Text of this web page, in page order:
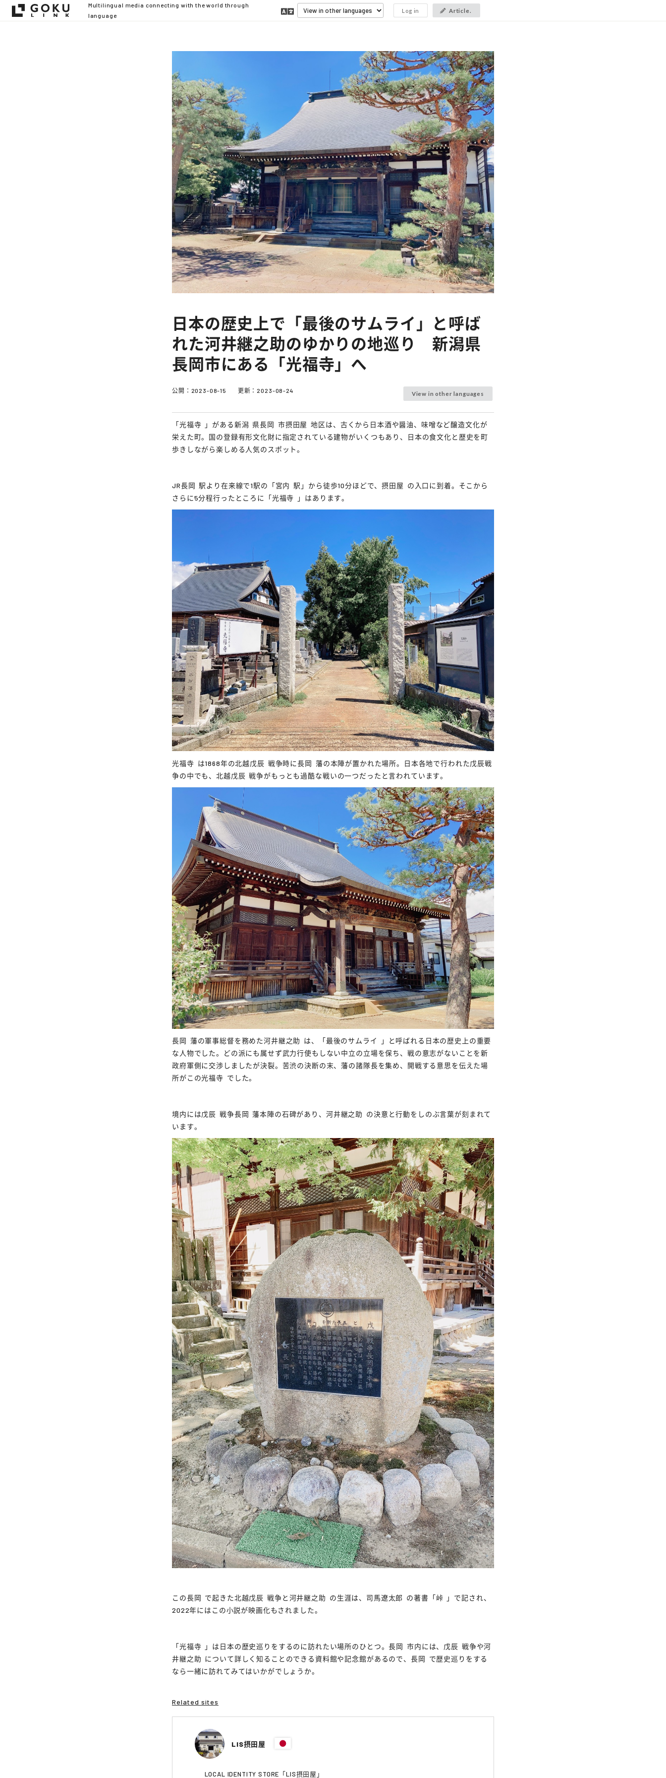
Multilingual media connecting with the world through
language
Log in Article.
日本の歴史上で「最後のサムライ」と呼ば
れた河井継之助のゆかりの地巡り 新潟県
長岡市にある「光福寺」へ
公開： 2023-08-15 更新： 2023-08-24 View in other languages
「光福寺 」がある新潟 県長岡 市摂田屋 地区は、古くから日本酒や醤油、味噌など醸造文化が
栄えた町。国の登録有形文化財に指定されている建物がいくつもあり、日本の食文化と歴史を町
歩きしながら楽しめる人気のスポット。
JR長岡 駅より在来線で1駅の「宮内 駅」から徒歩10分ほどで、摂田屋 の入口に到着。そこから
さらに5分程行ったところに「光福寺 」はあります。
光福寺 は1868年の北越戊辰 戦争時に長岡 藩の本陣が置かれた場所。日本各地で行われた戊辰戦
争の中でも、北越戊辰 戦争がもっとも過酷な戦いの一つだったと言われています。
長岡 藩の軍事総督を務めた河井継之助 は、「最後のサムライ
」と呼ばれる日本の歴史上の重要
な人物でした。どの派にも属せず武力行使もしない中立の立場を保ち、戦の意志がないことを新
政府軍側に交渉しましたが決裂。苦渋の決断の末、藩の諸隊長を集め、開戦する意思を伝えた場
所がこの光福寺 でした。
境内には戊辰 戦争長岡 藩本陣の石碑があり、 河井継之助 の決意と行動をしのぶ言葉が刻まれて
います。
この長岡 で起きた北越戊辰 戦争と 河井継之助 の生涯は、 司馬遼太郎 の著書「峠 」で記され、
2022年にはこの小説が映画化もされました。
「光福寺 」は日本の歴史巡りをするのに訪れたい場所のひとつ。長岡 市内には、 戊辰 戦争や河
井継之助 について詳しく知ることのできる資料館や記念館があるので、 長岡 で歴史巡りをする
なら一緒に訪れてみてはいかがでしょうか。
Related sites
LIS摂田屋
LOCAL IDENTITY STORE「LIS摂田屋」